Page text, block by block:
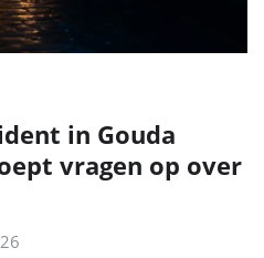
in Gouda
vragen op over